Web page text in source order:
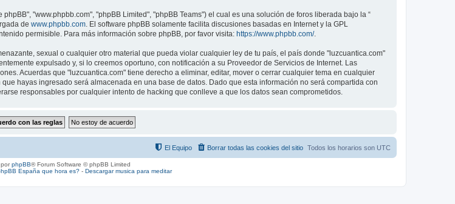
"www.phpbb.com", "phpBB Limited", "phpBB Teams") el cual es una solución de foros liberada bajo la “
de www.phpbb.com . El software phpBB solamente facilita discusiones basadas en Internet y la GPL
permisible. Para más información sobre phpBB, por favor visita: https://www.phpbb.com/.
sexual o cualquier otro material que pueda violar cualquier ley de tu país, el país donde "luzcuantica.com"
expulsado y, si lo creemos oportuno, con notificación a su Proveedor de Servicios de Internet. Las
Acuerdas que "luzcuantica.com" tiene derecho a eliminar, editar, mover o cerrar cualquier tema en cualquier
hayas ingresado será almacenada en una base de datos. Dado que esta información no será compartida con
responsables por cualquier intento de hacking que conlleve a que los datos sean comprometidos.
Todos los horarios son UTC
Borrar todas las cookies del sitio
El Equipo
porphpBB® Forum Software © phpBB Limited
España que hora es?- Descargar musica para meditar